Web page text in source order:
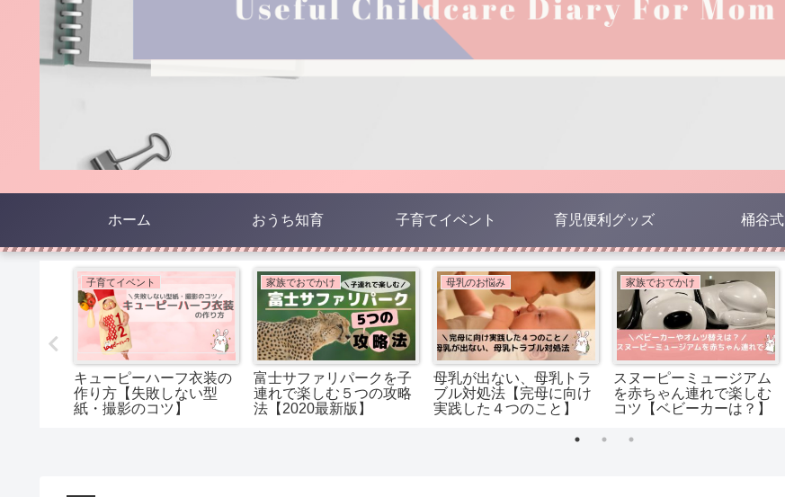
ホーム おうち知育 子育てイベント 育児便利グッズ 桶谷式
子育てイベント
キューピーハーフ衣装の
作り方【失敗しない型
紙・撮影のコツ】
家族でおでかけ
富士サファリパークを子
連れで楽しむ５つの攻略
法【2020最新版】
母乳のお悩み
母乳が出ない、母乳トラ
ブル対処法【完母に向け
実践した４つのこと】
家族でおでかけ
スヌーピーミュージアム
を赤ちゃん連れで楽しむ
コツ【ベビーカーは？】